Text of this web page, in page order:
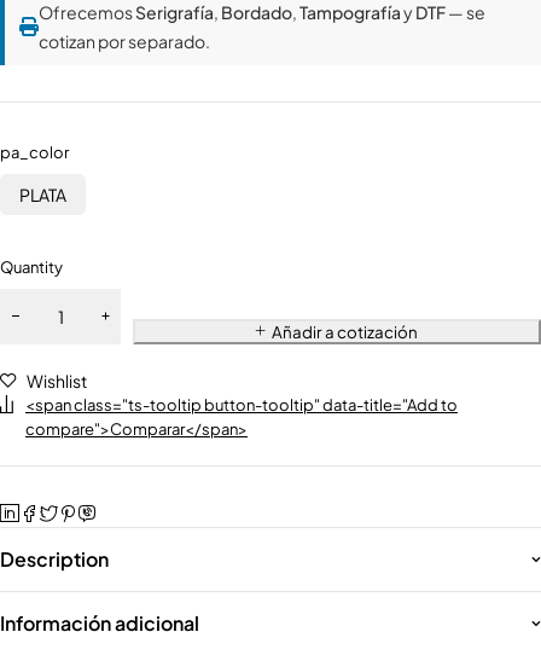
OfrecemosSerigrafía, Bordado,TampografíayDTF— se
cotizan por separado.
pa_color
PLATA
Quantity
Añadir a cotización
Wishlist
<span class="ts-tooltip button-tooltip" data-title="Add to
compare">Comparar</span>
Description
Información adicional